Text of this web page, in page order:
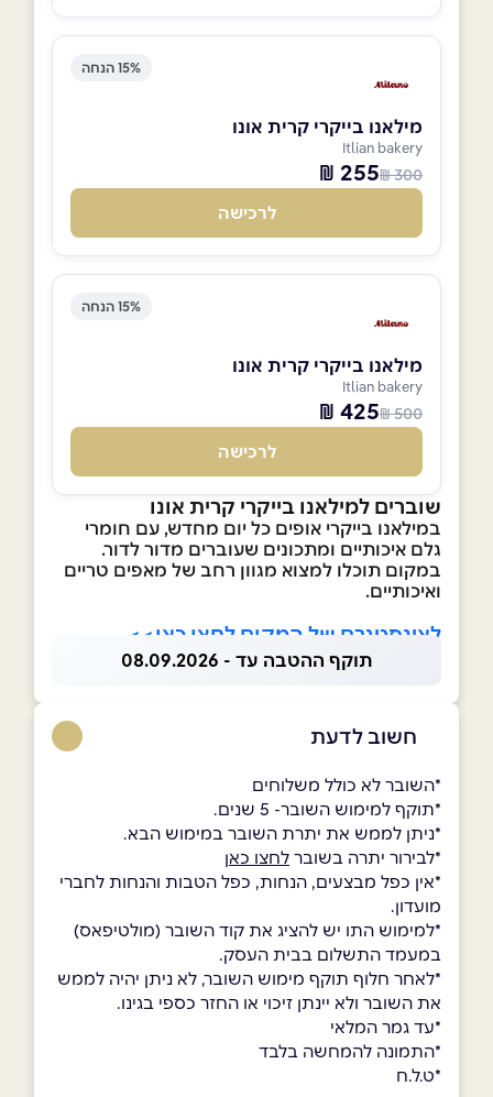
15% הנחה
מילאנו בייקרי קרית אונו
Itlian bakery
300 ₪
255 ₪
לרכישה
15% הנחה
מילאנו בייקרי קרית אונו
Itlian bakery
500 ₪
425 ₪
לרכישה
שוברים למילאנו בייקרי קרית אונו
במילאנו בייקרי אופים כל יום מחדש, עם חומרי
גלם איכותיים ומתכונים שעוברים מדור לדור.
במקום תוכלו למצוא מגוון רחב של מאפים טריים
ואיכותיים.
לאינסטגרם של המקום לחצו כאן>>
תוקף ההטבה עד - 08.09.2026
חשוב לדעת
*השובר לא כולל משלוחים
*תוקף למימוש השובר- 5 שנים.
*ניתן לממש את יתרת השובר במימוש הבא.
*לבירור יתרה בשובר לחצו כאן
*אין כפל מבצעים, הנחות, כפל הטבות והנחות לחברי
מועדון.
*למימוש התו יש להציג את קוד השובר (מולטיפאס)
במעמד התשלום בבית העסק.
*לאחר חלוף תוקף מימוש השובר, לא ניתן יהיה לממש
את השובר ולא יינתן זיכוי או החזר כספי בגינו.
*עד גמר המלאי
*התמונה להמחשה בלבד
*ט.ל.ח